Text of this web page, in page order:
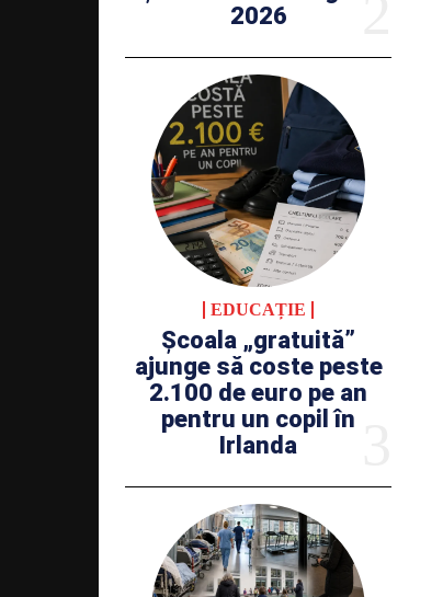
2026
EDUCAȚIE
Școala „gratuită”
ajunge să coste peste
2.100 de euro pe an
pentru un copil în
Irlanda